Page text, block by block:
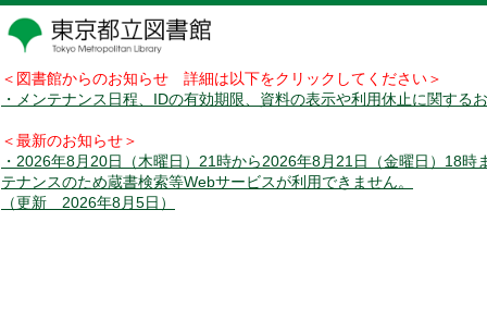
＜図書館からのお知らせ 詳細は以下をクリックしてください＞
・メンテナンス日程、IDの有効期限、資料の表示や利用休止に関する
＜最新のお知らせ＞
・2026年8月20日（木曜日）21時から2026年8月21日（金曜日）18時
テナンスのため蔵書検索等Webサービスが利用できません。
（更新 2026年8月5日）